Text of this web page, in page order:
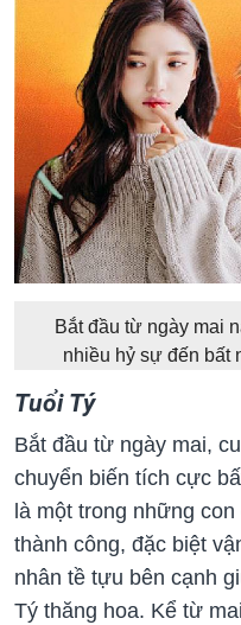
Bắt đầu từ ngày mai
nhiều hỷ sự đến bất
Tuổi Tý
Bắt đầu từ ngày mai,
chuyển biến tích cực
là một trong những
thành công, đặc biệt
nhân tề tựu bên cạnh
Tý thăng hoa. Kể từ